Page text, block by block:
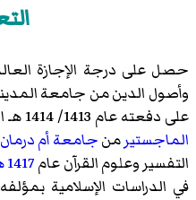
حصل على درجة الإجازة
وأصول الدين من جامعة
على دفعته عام 1413/ 1414 هـ الموافق
الماجستيرمنجامعة أم درمان
التفسير وعلوم القرآن عام1417 هـ
في الدراسات الإسلامية